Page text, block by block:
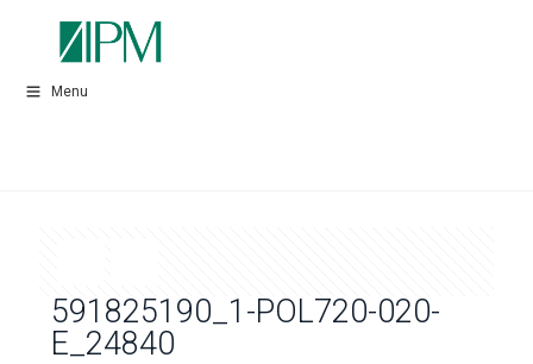
Menu
591825190_1-POL720-020-
E_24840